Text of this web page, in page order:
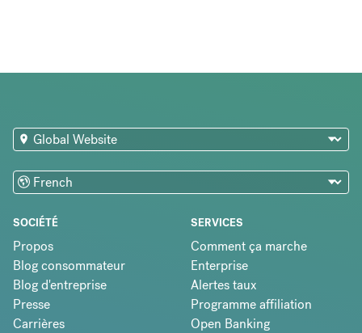
SOCIÉTÉ
Propos
Blog consommateur
Blog d'entreprise
Presse
Carrières
SERVICES
Comment ça marche
Enterprise
Alertes taux
Programme affiliation
Open Banking